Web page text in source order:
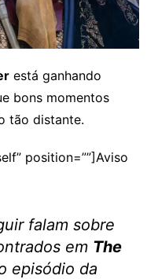
está ganhando
bons momentos
tão distante.
position=””]Aviso
falam sobre
em The
episódio da